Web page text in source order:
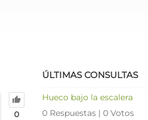
0
ÚLTIMAS CONSULTAS
Hueco bajo la escalera
0 Respuestas | 0 Votos